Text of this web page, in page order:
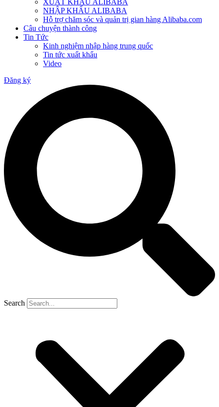
XUẤT KHẨU ALIBABA
NHẬP KHẨU ALIBABA
Hỗ trợ chăm sóc và quản trị gian hàng Alibaba.com
Câu chuyện thành công
Tin Tức
Kinh nghiệm nhập hàng trung quốc
Tin tức xuất khẩu
Video
Đăng ký
Search